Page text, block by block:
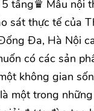
tầng♛ Mẫu nội
sát thực tế của
Đa, Hà Nội
có các sản
không gian
một trong